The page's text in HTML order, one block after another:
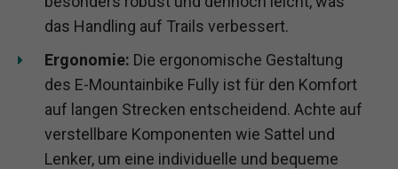
das Handling auf Trails verbessert.
Ergonomie: Die ergonomische Gestaltung
des E-Mountainbike Fully ist für den Komfort
auf langen Strecken entscheidend. Achte auf
verstellbare Komponenten wie Sattel und
Lenker, um eine individuelle und bequeme